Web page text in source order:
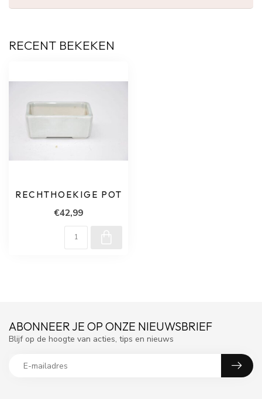
RECENT BEKEKEN
RECHTHOEKIGE POT
€42,99
ABONNEER JE OP ONZE NIEUWSBRIEF
Blijf op de hoogte van acties, tips en nieuws